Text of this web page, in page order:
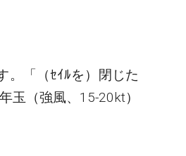
。「（ｾｲﾙを）閉じた
（強風、15-20kt）